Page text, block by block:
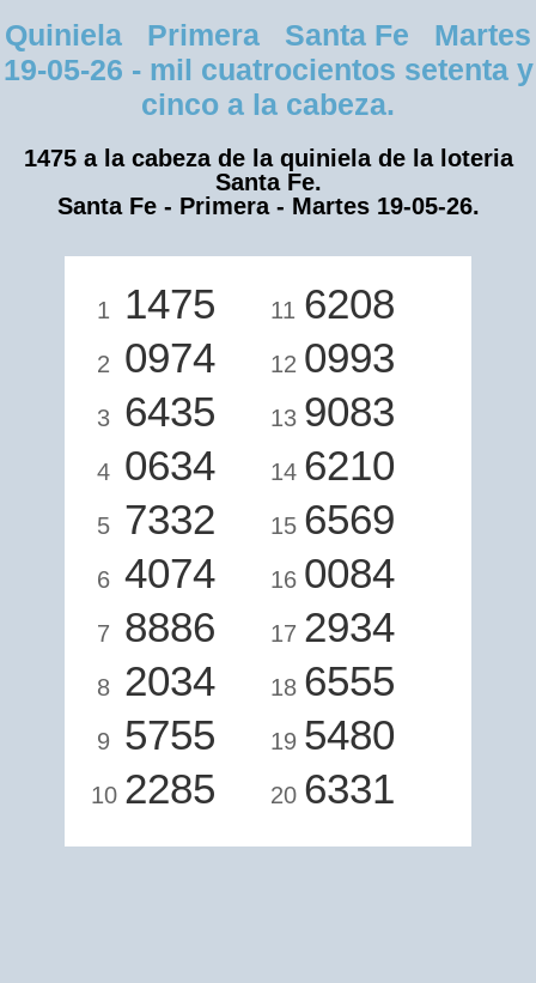
Quiniela Primera Santa Fe Martes
19-05-26 - mil cuatrocientos setenta y
cinco a la cabeza.
1475 a la cabeza de la quiniela de la loteria
Santa Fe.
Santa Fe - Primera - Martes 19-05-26.
1 1475
2 0974
3 6435
4 0634
5 7332
6 4074
7 8886
8 2034
9 5755
10 2285
11 6208
12 0993
13 9083
14 6210
15 6569
16 0084
17 2934
18 6555
19 5480
20 6331